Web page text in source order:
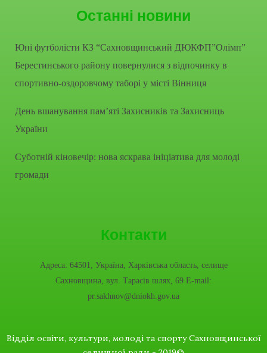
Останні новини
Юні футболісти КЗ “Сахновщинський ДЮКФП”Олімп”
Берестинського району повернулися з відпочинку в
спортивно-оздоровчому таборі у місті Вінниця
День вшанування пам’яті Захисників та Захисниць
України
Суботній кіновечір: нова яскрава ініціатива для молоді
громади
Контакти
Адреса: 64501, Україна, Харківська область, селище
Сахновщина, вул. Тарасів шлях, 69 E-mail:
pr.sakhnov@dniokh.gov.ua
Відділ освіти, культури, молоді та спорту Сахновщинської